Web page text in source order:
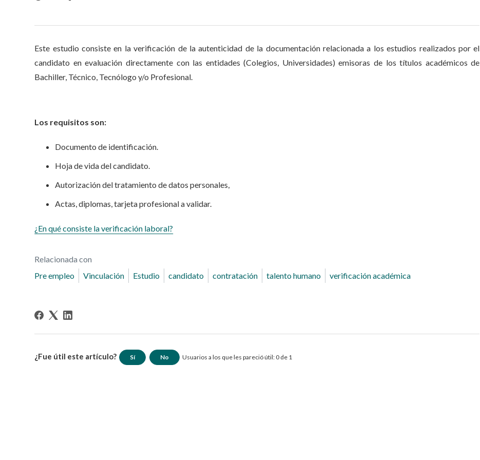
Este estudio consiste en la verificación de la autenticidad de la documentación relacionada a los estudios realizados por el
candidato en evaluación directamente con las entidades (Colegios, Universidades) emisoras de los títulos académicos de
Bachiller, Técnico, Tecnólogo y/o Profesional.
Los requisitos son:
Documento de identificación.
Hoja de vida del candidato.
Autorización del tratamiento de datos personales,
Actas, diplomas, tarjeta profesional a validar.
¿En qué consiste la verificación laboral?
Relacionada con
Pre empleo
Vinculación Estudio candidato contratación talento humano verificación académica
¿Fue útil este artículo? Sí No Usuarios a los que les pareció útil: 0 de 1